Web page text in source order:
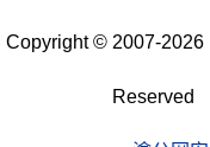
Copyright © 2007-
Reserved